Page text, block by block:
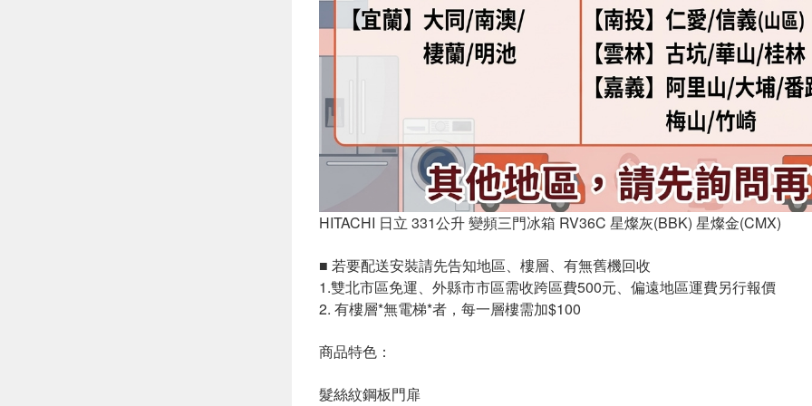
HITACHI 日立 331公升 變頻三門冰箱 RV36C 星燦灰(BBK) 星燦金(CMX)
■ 若要配送安裝請先告知地區、樓層、有無舊機回收
1.雙北市區免運、外縣市市區需收跨區費500元、偏遠地區運費另行報價
2. 有樓層*無電梯*者，每一層樓需加$100
商品特色：
髮絲紋鋼板門扉